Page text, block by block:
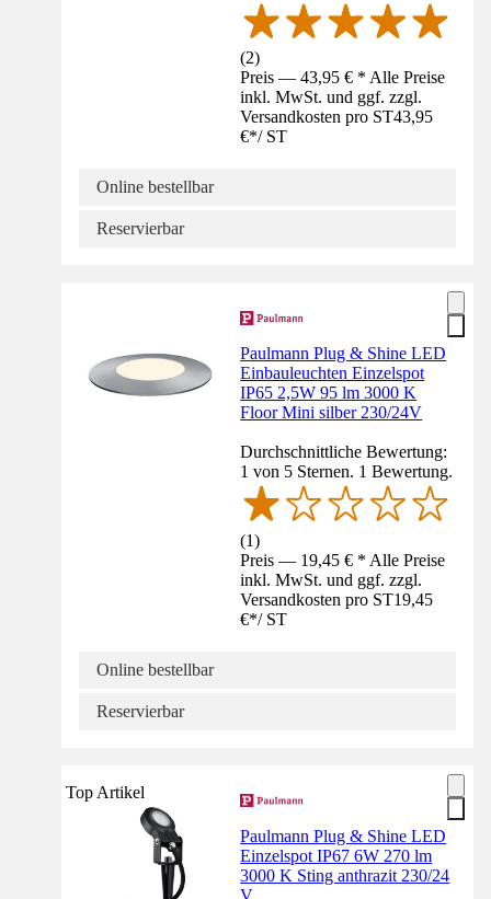
(2)
Preis — 43,95 € * Alle Preise
inkl. MwSt. und ggf. zzgl.
Versandkosten pro ST43,95
€*/ ST
Online bestellbar
Reservierbar
Paulmann Plug & Shine LED
Einbauleuchten Einzelspot
IP65 2,5W 95 lm 3000 K
Floor Mini silber 230/24V
Durchschnittliche Bewertung:
1 von 5 Sternen. 1 Bewertung.
(1)
Preis — 19,45 € * Alle Preise
inkl. MwSt. und ggf. zzgl.
Versandkosten pro ST19,45
€*/ ST
Online bestellbar
Reservierbar
Top Artikel
Paulmann Plug & Shine LED
Einzelspot IP67 6W 270 lm
3000 K Sting anthrazit 230/24